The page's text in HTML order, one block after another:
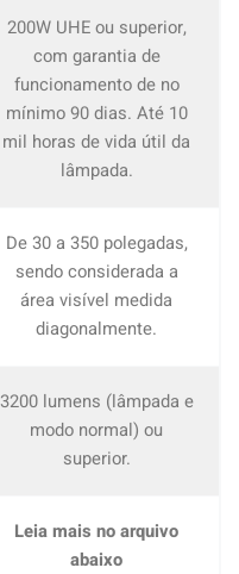
200W UHE ou superior,
com garantia de
funcionamento de no
mínimo 90 dias. Até 10
mil horas de vida útil da
lâmpada.
De 30 a 350 polegadas,
sendo considerada a
área visível medida
diagonalmente.
3200 lumens (lâmpada e
modo normal) ou
superior.
Leia mais no arquivo
abaixo